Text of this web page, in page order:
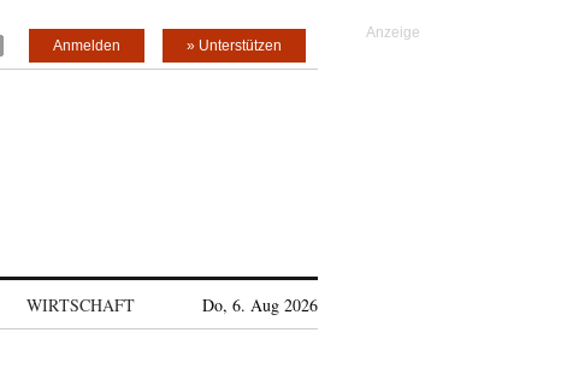
» Unterstützen
Anmelden
WIRTSCHAFT Do, 6. Aug 2026